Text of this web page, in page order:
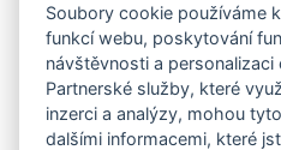
Soubory cookie používáme
funkcí webu, poskytování
návštěvnosti a personalizaci
Partnerské služby, které
inzerci a analýzy, mohou
dalšími informacemi, které